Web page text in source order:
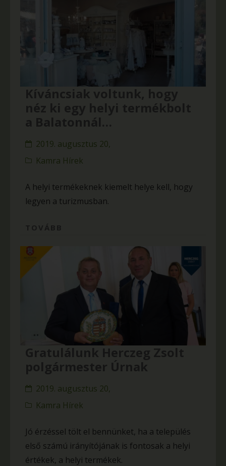
2019. augusztus 20,
Kamra Hírek
A helyi termékeknek kiemelt helye kell, hogy
legyen a turizmusban.
2019. augusztus 20,
Kamra Hírek
Jó érzéssel tölt el bennünket, ha a település
első számú irányítójának is fontosak a helyi
értékek, a helyi termékek.